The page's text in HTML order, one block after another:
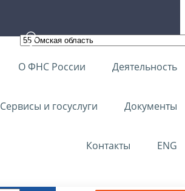
О ФНС России Деятельность
Сервисы и госуслуги Документы
Контакты ENG